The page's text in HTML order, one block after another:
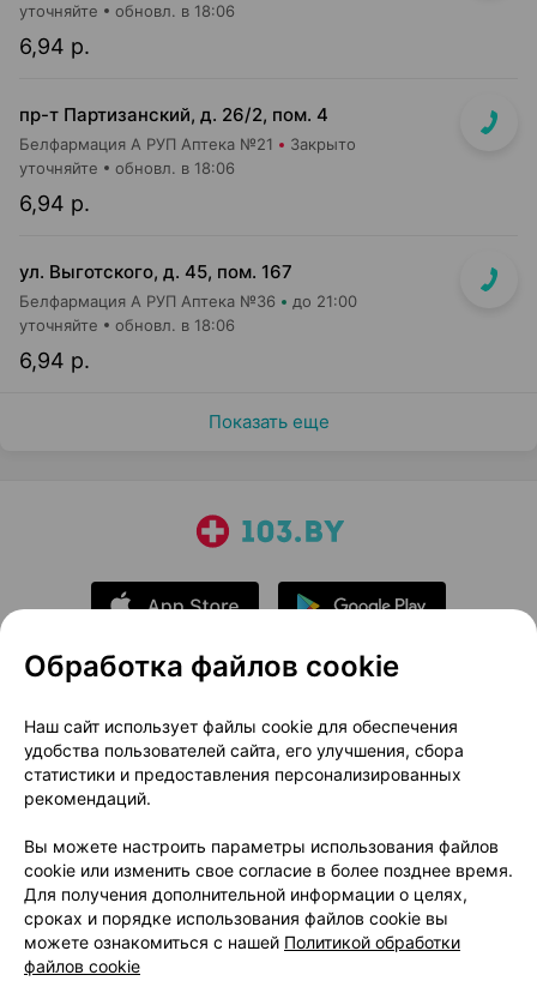
6,94 р.
уточняйте обновл. в 18:06
пр-т Партизанский, д. 26/2, пом. 4
Белфармация А РУП Аптека №21 Закрыто
6,94 р.
уточняйте обновл. в 18:06
ул. Выготского, д. 45, пом. 167
Белфармация А РУП Аптека №36 до 21:00
6,94 р.
уточняйте обновл. в 18:06
Показать еще
О проекте
Новости проекта
Размещение рекламы
Медицинский маркетинг
Публичный договор
Доставка
Способы оплаты
Вакансии
Партнеры
Написать руководителю 103.by
Написать в поддержку
Персональные настройки Cookie
Обработка файлов cookie
Наш сайт использует файлы cookie для обеспечения
удобства пользователей сайта, его улучшения, сбора
статистики и предоставления персонализированных
рекомендаций.
Вы можете настроить параметры использования файлов
cookie или изменить свое согласие в более позднее время.
Для получения дополнительной информации о целях,
сроках и порядке использования файлов cookie вы
можете ознакомиться с нашей Политикой обработки
файлов cookie